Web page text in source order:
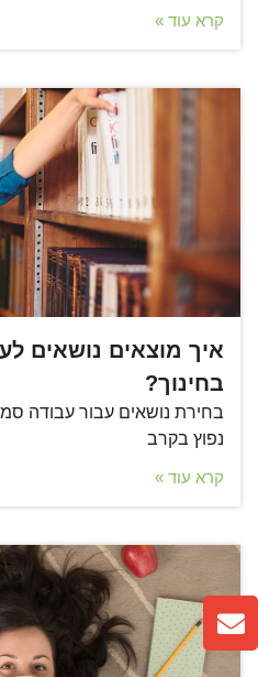
קרא עוד »
איך מוצאים נושאים
בחינוך?
בחירת נושאים עבור עבודה
נפוץ בקרב
קרא עוד »